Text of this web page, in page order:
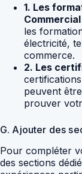
1. Les
les
électricité,
commerce.
2. Les
peuvent
prouver
G. Ajouter des
Pour compléter
des sections